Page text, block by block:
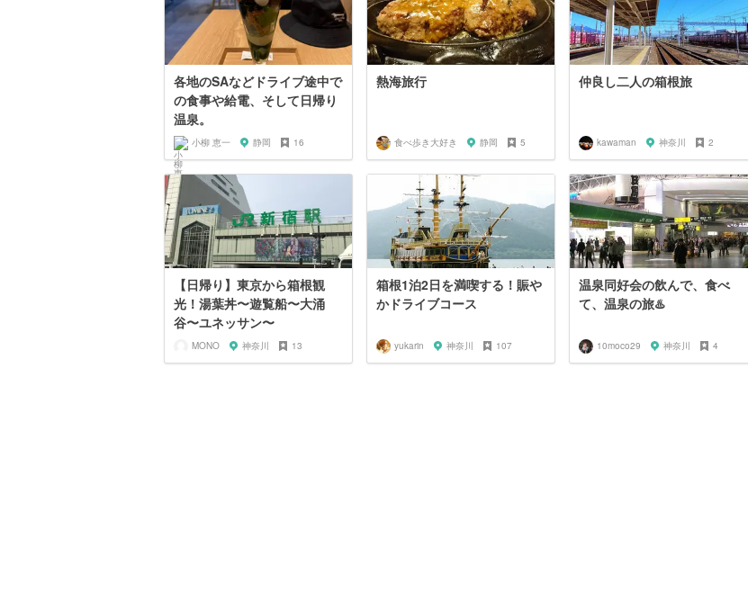
各地のSAなどドライブ途中で
の食事や給電、そして日帰り
温泉。
小柳 恵一 静岡 16
熱海旅行
食べ歩き大好き 静岡 5
仲良し二人の箱根旅
kawaman 神奈川 2
【日帰り】東京から箱根観
光！湯葉丼〜遊覧船〜大涌
谷〜ユネッサン〜
MONO 神奈川 13
箱根1泊2日を満喫する！賑や
かドライブコース
yukarin 神奈川 107
温泉同好会の飲んで、食べ
て、温泉の旅♨️
10moco29 神奈川 4